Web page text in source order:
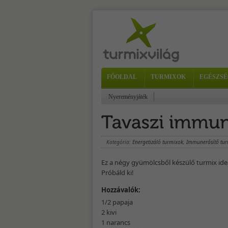
FŐOLDAL TURMIXOK
Nyereményjáték
Kategória: Energetizáló turmixok, Immunerősítő
Ez a négy gyümölcsből készülő turmix
Próbáld ki!
Hozzávalók:
1/2 papaja
2 kivi
1 narancs